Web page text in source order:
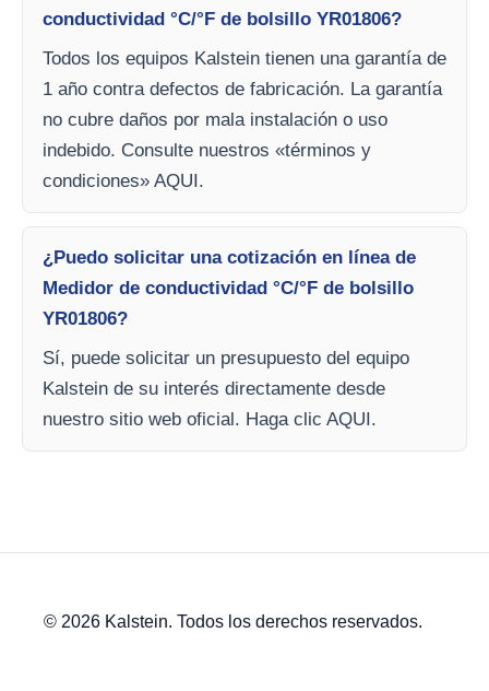
conductividad °C/°F de bolsillo YR01806?
Todos los equipos Kalstein tienen una garantía de
1 año contra defectos de fabricación. La garantía
no cubre daños por mala instalación o uso
indebido. Consulte nuestros «términos y
condiciones» AQUI.
¿Puedo solicitar una cotización en línea de
Medidor de conductividad °C/°F de bolsillo
YR01806?
Sí, puede solicitar un presupuesto del equipo
Kalstein de su interés directamente desde
nuestro sitio web oficial. Haga clic AQUI.
© 2026 Kalstein. Todos los derechos reservados.